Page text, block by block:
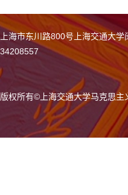
上海市东川路800号上海交通大
34208557
版权所有© 上海交通大学马克思主